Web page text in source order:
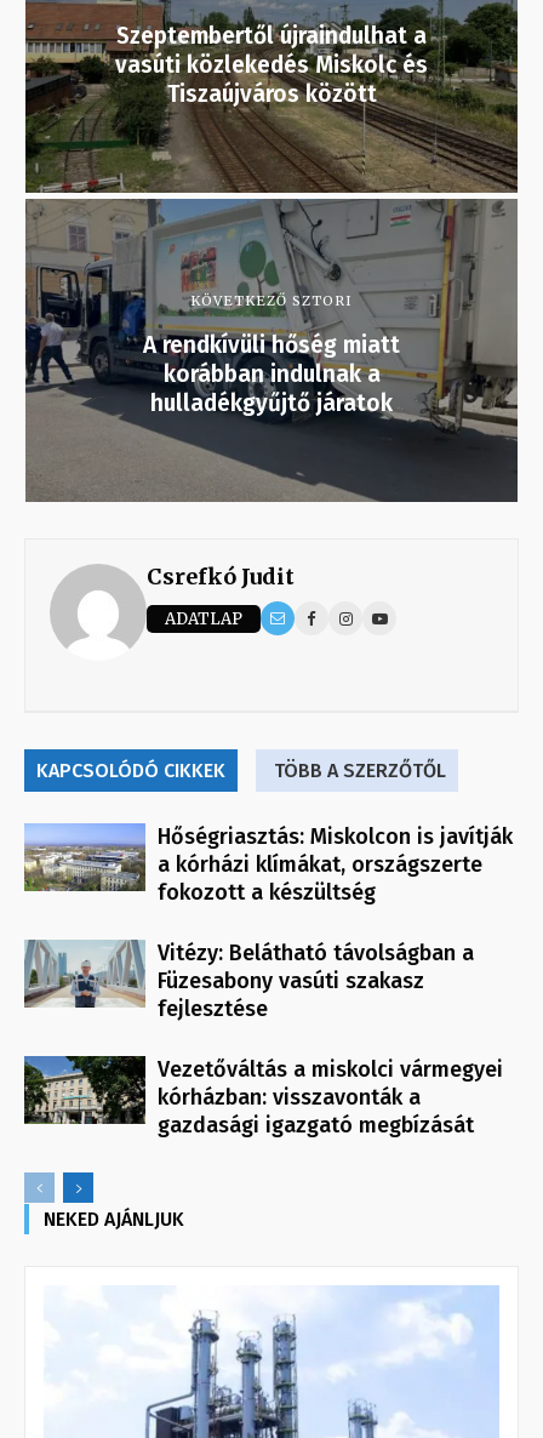
Szeptembertől újraindulhat a
vasúti közlekedés Miskolc és
Tiszaújváros között
KÖVETKEZŐ SZTORI
A rendkívüli hőség miatt
korábban indulnak a
hulladékgyűjtő járatok
Csrefkó Judit
ADATLAP
KAPCSOLÓDÓ CIKKEK TÖBB A SZERZŐTŐL
Hőségriasztás: Miskolcon is javítják
a kórházi klímákat, országszerte
fokozott a készültség
Vitézy: Belátható távolságban a
Füzesabony vasúti szakasz
fejlesztése
Vezetőváltás a miskolci vármegyei
kórházban: visszavonták a
gazdasági igazgató megbízását
NEKED AJÁNLJUK